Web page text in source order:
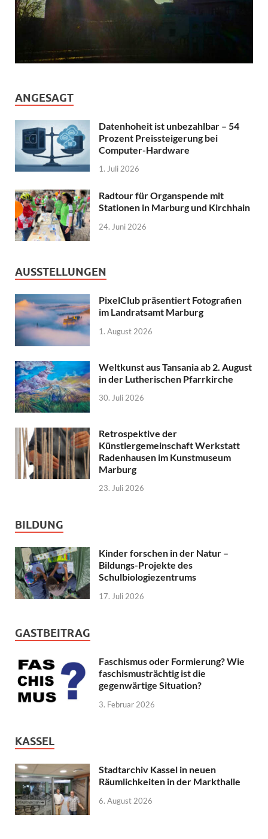
ANGESAGT
Datenhoheit ist unbezahlbar – 54
Prozent Preissteigerung bei
Computer-Hardware
1. Juli 2026
Radtour für Organspende mit
Stationen in Marburg und Kirchhain
24. Juni 2026
AUSSTELLUNGEN
PixelClub präsentiert Fotografien
im Landratsamt Marburg
1. August 2026
Weltkunst aus Tansania ab 2. August
in der Lutherischen Pfarrkirche
30. Juli 2026
Retrospektive der
Künstlergemeinschaft Werkstatt
Radenhausen im Kunstmuseum
Marburg
23. Juli 2026
BILDUNG
Kinder forschen in der Natur –
Bildungs-Projekte des
Schulbiologiezentrums
17. Juli 2026
GASTBEITRAG
Faschismus oder Formierung? Wie
faschismusträchtig ist die
gegenwärtige Situation?
3. Februar 2026
KASSEL
Stadtarchiv Kassel in neuen
Räumlichkeiten in der Markthalle
6. August 2026